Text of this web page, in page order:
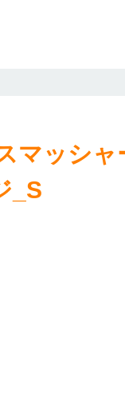
マッシャ
_S